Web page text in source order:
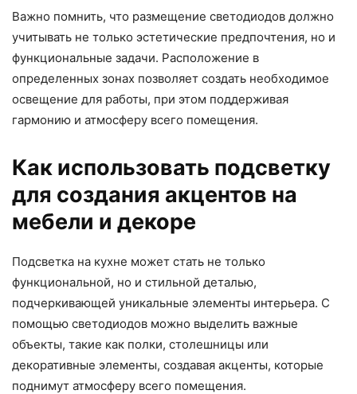
Важно помнить, что размещение светодиодов должно
учитывать не только эстетические предпочтения, но и
функциональные задачи. Расположение в
определенных зонах позволяет создать необходимое
освещение для работы, при этом поддерживая
гармонию и атмосферу всего помещения.
Как использовать подсветку
для создания акцентов на
мебели и декоре
Подсветка на кухне может стать не только
функциональной, но и стильной деталью,
подчеркивающей уникальные элементы интерьера. С
помощью светодиодов можно выделить важные
объекты, такие как полки, столешницы или
декоративные элементы, создавая акценты, которые
поднимут атмосферу всего помещения.